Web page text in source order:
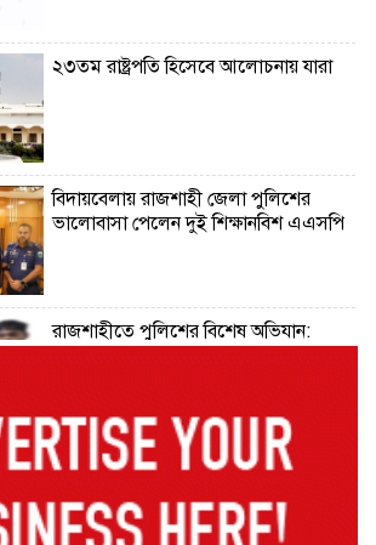
২৩তম রাষ্ট্রপতি হিসেবে আলোচনায় যারা
বিদায়বেলায় রাজশাহী জেলা পুলিশের
ভালোবাসা পেলেন দুই শিক্ষানবিশ এএসপি
রাজশাহীতে পুলিশের বিশেষ অভিযান:
নদীদূষণ রোধে সমন্বিত পদক্ষেপ গ্রহণে